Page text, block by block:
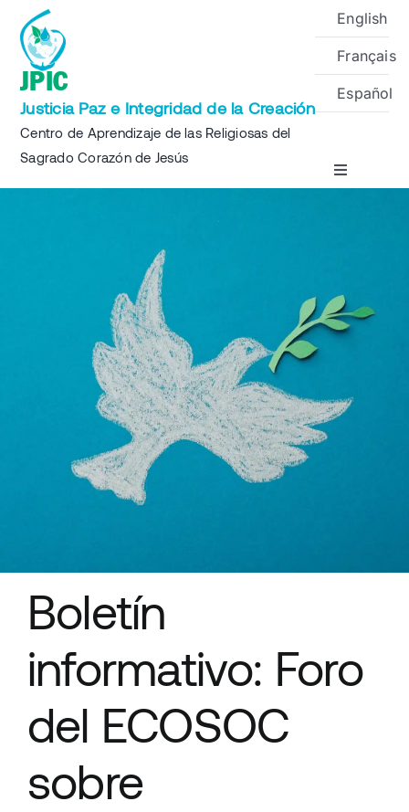
content
JPIC
Justicia Paz e Integridad de la Creación
Centro de Aprendizaje de las Religiosas del
Sagrado Corazón de Jesús
English
Français
Español
Toggle
Recursos
Boletín
informativo: Foro
del ECOSOC
sobre